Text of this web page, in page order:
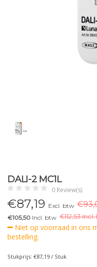
DALI-2 MC1L
0 Review(s)
€87,19 Excl. btw
€105,50 Incl. btw €112,53
Niet op voorraad in ons
bestelling.
Stukprijs: €87,19 / Stuk